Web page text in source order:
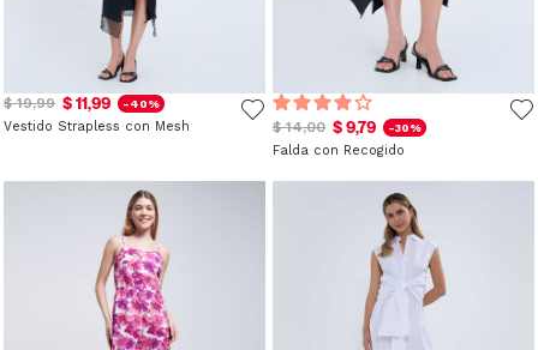
$ 19,99 $ 11,99 -40%
Vestido Strapless con Mesh $ 14,00 $ 9,79 -30%
Falda con Recogido